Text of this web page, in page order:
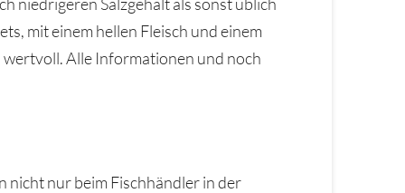
mit einem hellen Fleisch und einem
Alle Informationen und noch
nicht nur beim Fischhändler in der